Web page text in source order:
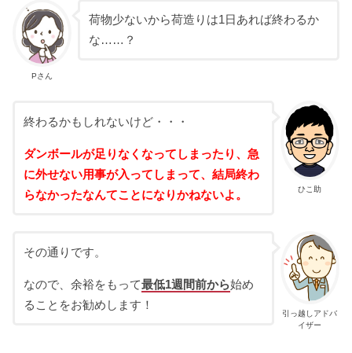
Pさん
荷物少ないから荷造りは1日あれば終わるか
な……？
ひこ助
終わるかもしれないけど・・・
ダンボールが足りなくなってしまったり、急
に外せない用事が入ってしまって、結局終わ
らなかったなんてことになりかねないよ。
引っ越しアドバ
イザー
その通りです。
なので、余裕をもって最低1週間前から始め
ることをお勧めします！